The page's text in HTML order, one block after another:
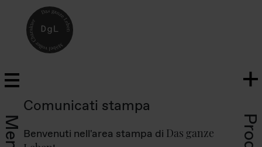
Menu
Comunicati stampa
Benvenuti nell'area stampa di Das ganze